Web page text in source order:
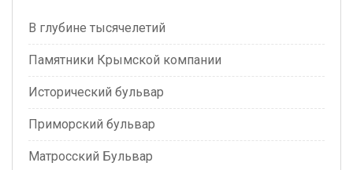
В глубине тысячелетий
Памятники Крымской компании
Исторический бульвар
Приморский бульвар
Матросский Бульвар